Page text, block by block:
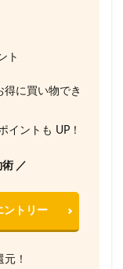
ト
に買い物でき
イントも UP！
／
ントリー
元！